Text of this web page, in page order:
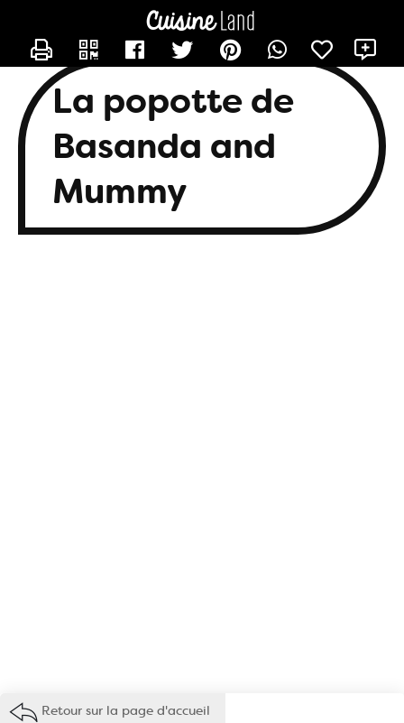
La popotte de
Basanda and
Mummy
Retour sur la page d'accueil
CONTACTER BASANDA